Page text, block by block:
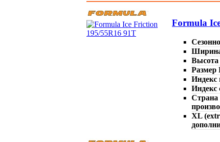
Formula
Размер
Индекс
Индекс
Страна
XL